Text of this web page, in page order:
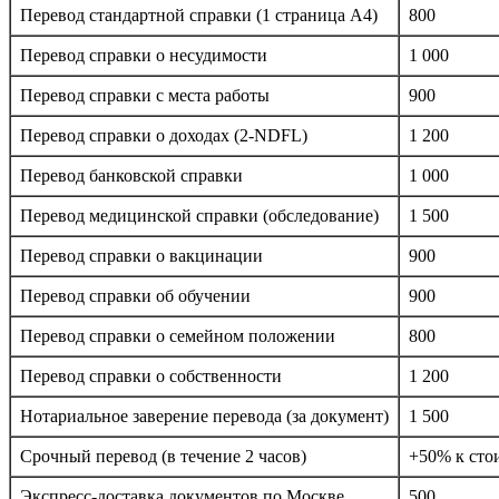
Перевод стандартной справки (1 страница А4) 800
Перевод справки о несудимости 1 000
Перевод справки с места работы 900
Перевод справки о доходах (2-NDFL) 1 200
Перевод банковской справки 1 000
Перевод медицинской справки (обследование) 1 500
Перевод справки о вакцинации 900
Перевод справки об обучении 900
Перевод справки о семейном положении 800
Перевод справки о собственности 1 200
Нотариальное заверение перевода (за документ) 1 500
Срочный перевод (в течение 2 часов) +50% к